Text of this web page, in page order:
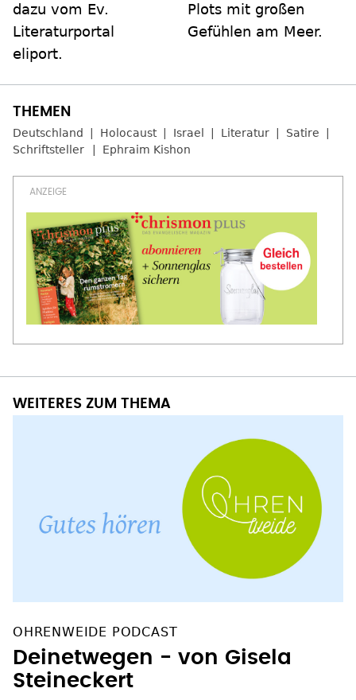
dazu vom Ev.
Literaturportal
eliport.
Plots mit großen
Gefühlen am Meer.
Deutschland Holocaust Israel Literatur
Satire
Schriftsteller
Ephraim Kishon
WEITERES ZUM THEMA
OHRENWEIDE PODCAST
Deinetwegen - von Gisela
Steineckert